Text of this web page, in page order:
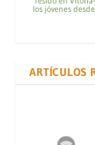
los jóvenes
ARTÍCULOS